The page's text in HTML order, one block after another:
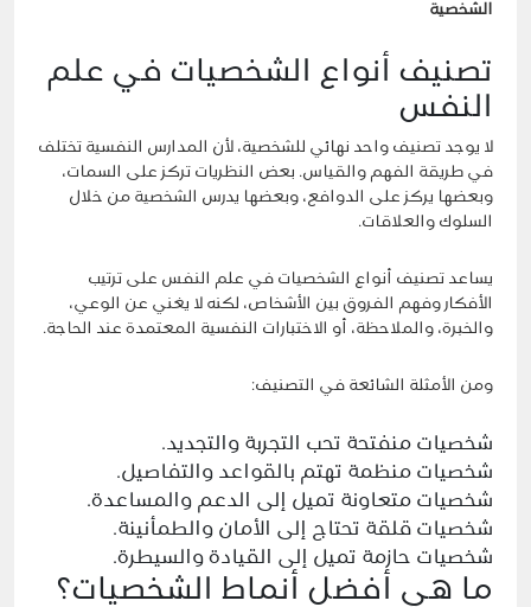
الشخصية
تصنيف أنواع الشخصيات في علم
النفس
لا يوجد تصنيف واحد نهائي للشخصية، لأن المدارس النفسية تختلف
في طريقة الفهم والقياس. بعض النظريات تركز على السمات،
وبعضها يركز على الدوافع، وبعضها يدرس الشخصية من خلال
السلوك والعلاقات.
يساعد تصنيف أنواع الشخصيات في علم النفس على ترتيب
الأفكار وفهم الفروق بين الأشخاص، لكنه لا يغني عن الوعي،
والخبرة، والملاحظة، أو الاختبارات النفسية المعتمدة عند الحاجة.
ومن الأمثلة الشائعة في التصنيف:
شخصيات منفتحة تحب التجربة والتجديد.
شخصيات منظمة تهتم بالقواعد والتفاصيل.
شخصيات متعاونة تميل إلى الدعم والمساعدة.
شخصيات قلقة تحتاج إلى الأمان والطمأنينة.
شخصيات حازمة تميل إلى القيادة والسيطرة.
ما هي أفضل أنماط الشخصيات؟